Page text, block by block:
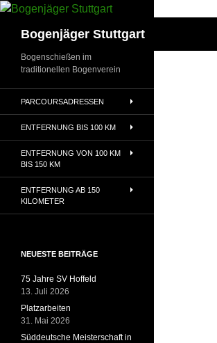
Zum
springenBogenjäger Stuttgart
Bogenschießen im
traditionellen Bogenverein
PARCOURSADRESSEN
ENTFERNUNG BIS 100 KM
ENTFERNUNG VON 100 KM
BIS 150 KM
ENTFERNUNG AB 150
KILOMETER
NEUESTE BEITRÄGE
75 Jahre SV Hoffeld
13. Juli 2026
Platzarbeiten
31. Mai 2026
Süddeutsche Meisterschaft in